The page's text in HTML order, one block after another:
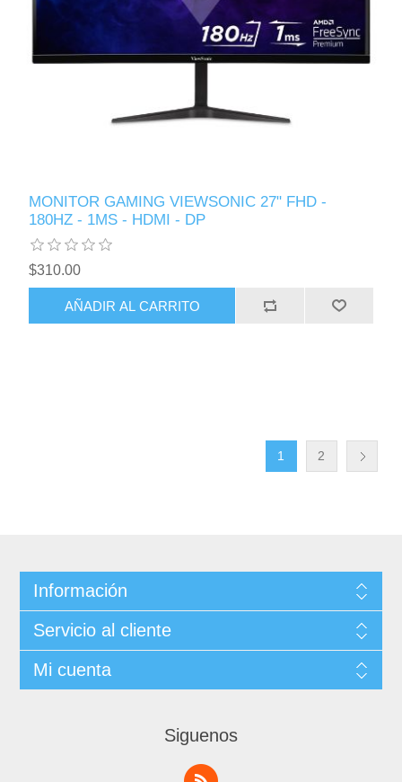
MONITOR GAMING VIEWSONIC 27" FHD -
180HZ - 1MS - HDMI - DP
$310.00
AÑADIR AL CARRITO
1 2
Información
Servicio al cliente
Mi cuenta
Siguenos